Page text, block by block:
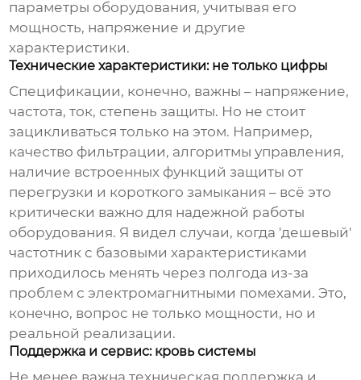
параметры оборудования, учитывая его
мощность, напряжение и другие
характеристики.
Технические характеристики: не только цифры
Спецификации, конечно, важны – напряжение,
частота, ток, степень защиты. Но не стоит
зацикливаться только на этом. Например,
качество фильтрации, алгоритмы управления,
наличие встроенных функций защиты от
перегрузки и короткого замыкания – всё это
критически важно для надежной работы
оборудования. Я видел случаи, когда 'дешевый'
частотник с базовыми характеристиками
приходилось менять через полгода из-за
проблем с электромагнитными помехами. Это,
конечно, вопрос не только мощности, но и
реальной реализации.
Поддержка и сервис: кровь системы